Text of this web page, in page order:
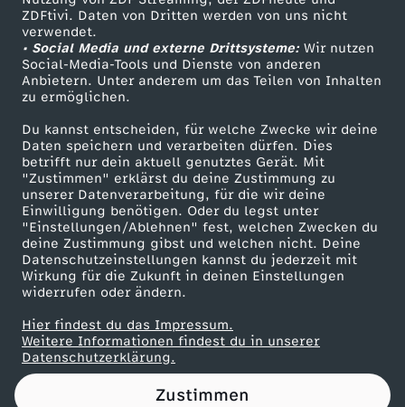
ZDFtivi. Daten von Dritten werden von uns nicht
verwendet.
• Social Media und externe Drittsysteme:Wir nutzen
Social-Media-Tools und Dienste von anderen
Anbietern. Unter anderem um das Teilen von Inhalten
zu ermöglichen.
Du kannst entscheiden, für welche Zwecke wir deine
Daten speichern und verarbeiten dürfen. Dies
betrifft nur dein aktuell genutztes Gerät. Mit
"Zustimmen" erklärst du deine Zustimmung zu
unserer Datenverarbeitung, für die wir deine
Einwilligung benötigen. Oder du legst unter
"Einstellungen/Ablehnen" fest, welchen Zwecken du
deine Zustimmung gibst und welchen nicht. Deine
Datenschutzeinstellungen kannst du jederzeit mit
Wirkung für die Zukunft in deinen Einstellungen
widerrufen oder ändern.
Hier findest du das Impressum.
Weitere Informationen findest du in unserer
Datenschutzerklärung.
Zustimmen
b
u
r
t
s
t
a
g
ZDF Unternehmen
Karriere
ZDF goes Schule
Werbefernsehen
Mainzelmännchen
Partner